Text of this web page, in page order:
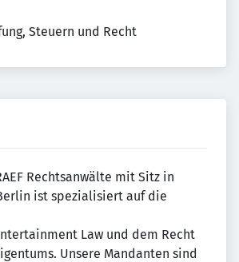
Steuern und Recht
Rechtsanwälte mit Sitz in
ist spezialisiert auf die
Law und dem Recht
Unsere Mandanten sind